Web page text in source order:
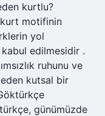
kurtlu?
kurt motifinin
yol
edilmesidir .
ruhunu ve
eden kutsal bir
günümüzde